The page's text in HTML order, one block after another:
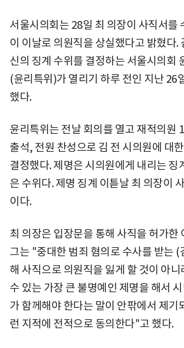
서울시의회는 28일 최 의장이 사직서를
이 이날로 의원직을 상실했다고 밝혔다.
신의 징계 수위를 결정하는 서울시의회
(윤리특위)가 열리기 하루 전인 지난 26
했다.
윤리특위는 전날 회의를 열고 재적의원
출석, 전원 찬성으로 김 전 시의원에 대
결정했다. 제명은 시의원에게 내리는 징
은 수위다. 제명 징계 이튿날 최 의장이
이다.
최 의장은 입장문을 통해 사직을 허가한
그는 "중대한 범죄 혐의로 수사를 받는 (
해 사직으로 의원직을 잃게 할 것이 아
수 있는 가장 큰 불명예인 제명을 해서
가 함께해야 한다는 말이 안팎에서 제
런 지적에 전적으로 동의한다"고 했다.